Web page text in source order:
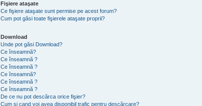
Fişiere ataşate
Ce fişiere ataşate sunt permise pe acest forum?
Cum pot găsi toate fişierele ataşate proprii?
Download
Unde pot găsi Download?
Ce înseamnă?
Ce înseamnă ?
Ce înseamnă ?
Ce înseamnă?
Ce înseamnă ?
Ce înseamnă ?
De ce nu pot descărca orice fişier?
Cum şi cand voi avea disponibil trafic pentru descărcare?